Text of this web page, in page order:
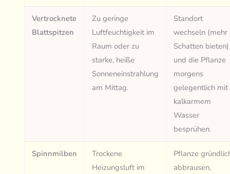
Vertrocknete
Blattspitzen
Zu geringe
Luftfeuchtigkeit im
Raum oder zu
starke, heiße
Sonneneinstrahlung
am Mittag.
Standort
wechseln (mehr
Schatten bieten)
und die Pflanze
morgens
gelegentlich mit
kalkarmem
Wasser
besprühen.
Spinnmilben
Trockene
Heizungsluft im
Pflanze
abbrausen,